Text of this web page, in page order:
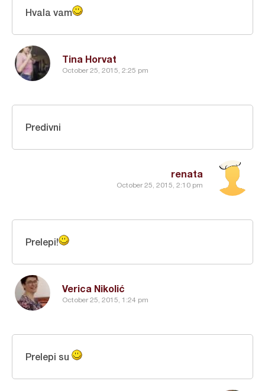
Tina Horvat
October 25, 2015, 2:25 pm
Hvala vam
renata
October 25, 2015, 2:10 pm
Predivni
Verica Nikolić
October 25, 2015, 1:24 pm
Prelepi!
Prelepi su